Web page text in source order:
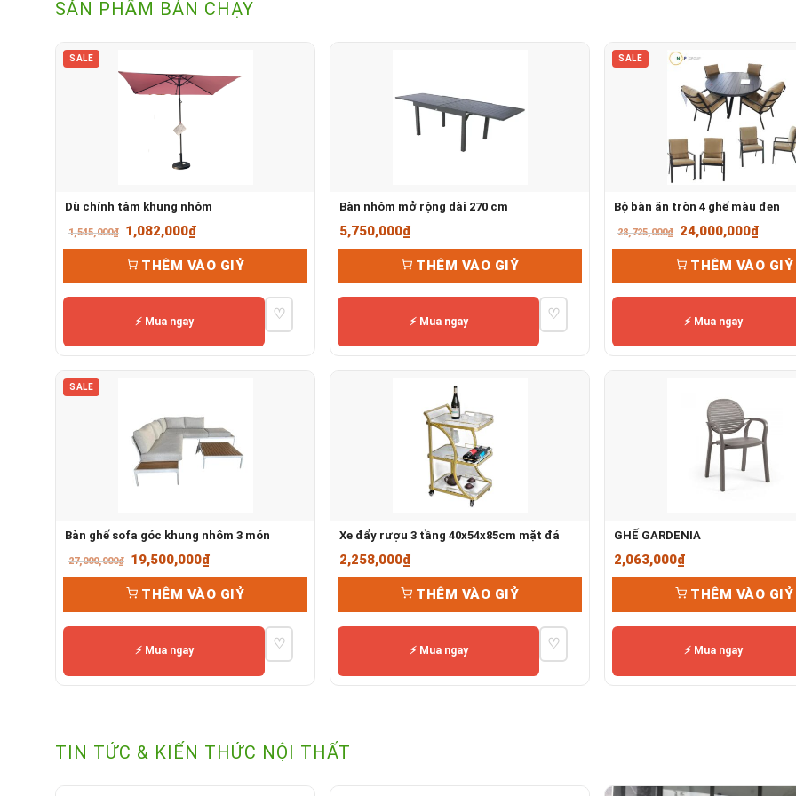
SẢN PHẨM BÁN CHẠY
SALE
Dù chính tâm khung nhôm
1,545,000₫
Giá
gốc
là:
1,545,000₫.
1,082,000₫Giá
hiện
tại
là:
THÊM VÀO GIỶ
⚡ Mua ngay ♡
Bàn nhôm mở rộng dài 270 cm
5,750,000₫
THÊM VÀO GIỶ
⚡ Mua ngay ♡
SALE
Bộ bàn ăn tròn 4 ghế màu đen
28,725,000₫
Giá
gốc
là:
28,725,000₫.
24,000,000₫Giá
hiện
tại
là:
THÊM VÀO GIỶ
⚡ Mua ngay
SALE
Bàn ghế sofa góc khung nhôm 3 món
27,000,000₫
Giá
gốc
là:
27,000,000₫.
19,500,000₫Giá
hiện
tại
là:
19,500,000₫.
THÊM VÀO GIỶ
⚡ Mua ngay ♡
Xe đẩy rượu 3 tầng 40x54x85cm mặt đá
2,258,000₫
THÊM VÀO GIỶ
⚡ Mua ngay ♡
GHẾ GARDENIA
2,063,000₫
THÊM VÀO GIỶ
⚡ Mua ngay
TIN TỨC & KIẾN THỨC NỘI THẤT